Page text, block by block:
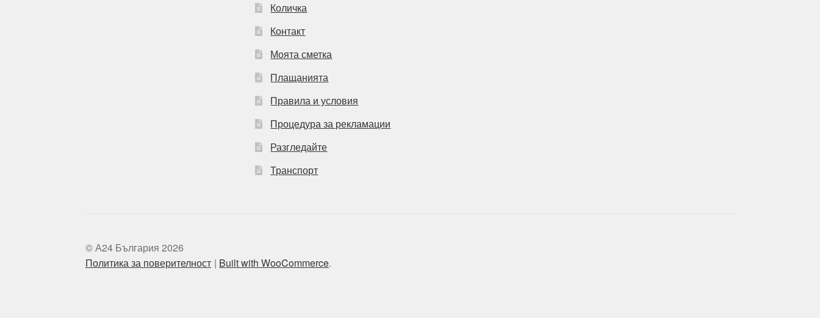
Количка
Контакт
Моята сметка
Плащанията
Правила и условия
Процедура за рекламации
Разгледайте
Транспорт
© А24 България 2026
Политика за поверителност
Built with WooCommerce.